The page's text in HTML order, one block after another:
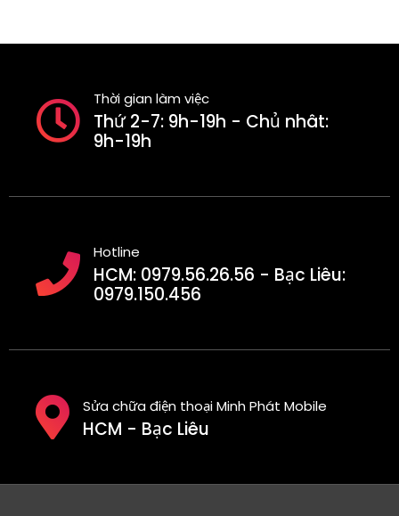
Thời gian làm việc
Thứ 2-7: 9h-19h - Chủ nhât:
9h-19h
Hotline
HCM: 0979.56.26.56 - Bạc Liêu:
0979.150.456
Sửa chữa điện thoại Minh Phát Mobile
HCM - Bạc Liêu